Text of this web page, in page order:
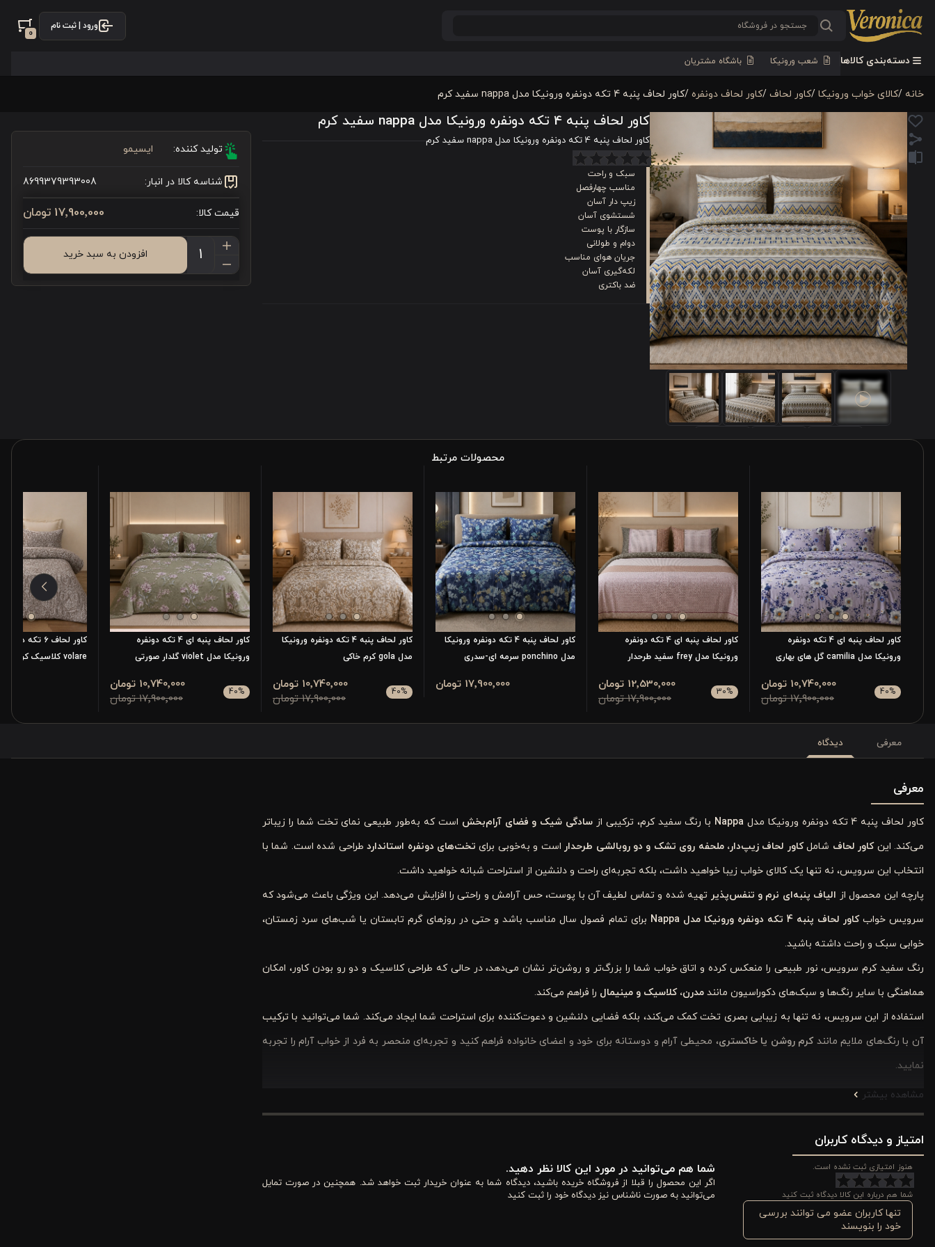
ورود | ثبت نام
0
دسته‌بندی کالاها شعب ورونیکا باشگاه مشتریان
خانه /کالای خواب ورونیکا /کاور لحاف /کاور لحاف دونفره /کاور لحاف پنبه 4 تکه دونفره ورونیکا مدل nappa سفید کرم
کاور لحاف پنبه 4 تکه دونفره ورونیکا مدل nappa سفید کرم
کاور لحاف پنبه 4 تکه دونفره ورونیکا مدل nappa سفید کرم
سبک و راحت
مناسب چهارفصل
زیپ دار آسان
شستشوی آسان
سازگار با پوست
دوام و طولانی
جریان هوای مناسب
لکه‌گیری آسان
ضد باکتری
تولید کننده: ایسیمو
شناسه کالا در انبار: 8699379393008
قیمت کالا: 17٬900٬000 تومان
افزودن به سبد خرید
محصولات مرتبط
کاور لحاف پنبه ای 4 تکه دونفره
ورونیکا مدل camilia گل های بهاری
40% 17٬900٬000 تومان
10٬740٬000 تومان
کاور لحاف پنبه ای 4 تکه دونفره
ورونیکا مدل frey سفید طرحدار
30% 17٬900٬000 تومان
12٬530٬000 تومان
کاور لحاف پنبه 4 تکه دونفره ورونیکا
مدل ponchino سرمه ای-سدری
17٬900٬000 تومان
کاور لحاف پنبه 4 تکه دونفره ورونیکا
مدل gola کرم خاکی
40% 17٬900٬000 تومان
10٬740٬000 تومان
کاور لحاف پنبه ای 4 تکه دونفره
ورونیکا مدل violet گلدار صورتی
40% 17٬900٬000 تومان
10٬740٬000 تومان
کاور لحاف ۶ تکه
volare کلاسیک کرم قهوه ای
معرفی دیدگاه
معرفی
کاور لحاف پنبه 4 تکه دونفره ورونیکا مدل Nappa با رنگ سفید کرم، ترکیبی از سادگی شیک و فضای آرام‌بخش است که به‌طور طبیعی نمای تخت شما را زیباتر
می‌کند. اینکاور لحاف شاملکاور لحاف زیپ‌دار، ملحفه روی تشک و دو روبالشی طرحدار است و به‌خوبی برای تخت‌های دونفره استانداردطراحی شده است. شما با
انتخاب این سرویس، نه تنها یک کالای خواب زیبا خواهید داشت، بلکه تجربه‌ای راحت و دلنشین از استراحت شبانه خواهید داشت.
پارچه این محصول از الیاف پنبه‌ای نرم و تنفس‌پذیر تهیه شده و تماس لطیف آن با پوست، حس آرامش و راحتی را افزایش می‌دهد. این ویژگی باعث می‌شود که
سرویس خوابکاور لحاف پنبه 4 تکه دونفره ورونیکا مدل Nappa
برای تمام فصول سال مناسب باشد و حتی در روزهای گرم تابستان یا شب‌های سرد زمستان،
خوابی سبک و راحت داشته باشید.
رنگ سفید کرم سرویس، نور طبیعی را منعکس کرده و اتاق خواب شما را بزرگ‌تر و روشن‌تر نشان می‌دهد، در حالی که طراحی کلاسیک و دو رو بودن کاور، امکان
هماهنگی با سایر رنگ‌ها و سبک‌های دکوراسیون مانند مدرن، کلاسیک و مینیمال را فراهم می‌کند.
استفاده از این سرویس، نه تنها به زیبایی بصری تخت کمک می‌کند، بلکه فضایی دلنشین و دعوت‌کننده برای استراحت شما ایجاد می‌کند. شما می‌توانید با ترکیب
آن با رنگ‌های ملایم مانندکرم روشن یا خاکستری، محیطی آرام و دوستانه برای خود و اعضای خانواده فراهم کنید و تجربه‌ای منحصر به فرد از خواب آرام را تجربه
نمایید.
مزایا و ویژگی‌های کاور لحاف پنبه 4 تکه دونفره ورونیکا مدل nappa سفید کرم
کاور لحاف پنبه ۴ تکه دونفره ورونیکا مدل
می‌کند. این محصول نه تنها تخت شما را جذاب و شیک می‌کند، بلکه با ویژگی‌های کاربردی، دوام بالا و مراقبت آسان، یک سرویس کامل برای استفاده روزمره و
طولانی‌مدت است. در ادامه ۵ ویژگی کلیدی این محصول را بررسی می‌کنیم.
مشاهده بیشتر
امتیاز و دیدگاه کاربران
هنوز امتیازی ثبت نشده است.
شما هم درباره این کالا دیدگاه ثبت کنید
تنها کاربران عضو می توانند بررسی
خود را بنویسند
شما هم می‌توانید در مورد این کالا نظر دهید.
اگر این محصول را قبلا از فروشگاه خریده باشید، دیدگاه شما به عنوان خریدار ثبت خواهد شد. همچنین در صورت تمایل
می‌توانید به صورت ناشناس نیز دیدگاه خود را ثبت کنید